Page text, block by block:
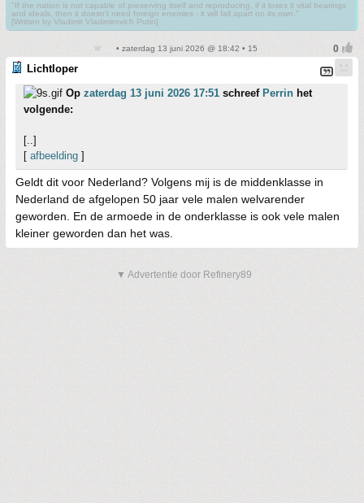
"If the nation is not capable of preserving itself and reproducing, if it loses it vital bearings
and ideals, then it doesn't need foreign enemies - it will fall apart on its own."
[Written by Vladimir Vladimirovich Putin]
• zaterdag 13 juni 2026 @ 18:42 • 15
Lichtloper
Op zaterdag 13 juni 2026 17:51 schreef Perrin het
volgende:
[..]
[ afbeelding ]
Geldt dit voor Nederland? Volgens mij is de middenklasse in
Nederland de afgelopen 50 jaar vele malen welvarender
geworden. En de armoede in de onderklasse is ook vele malen
kleiner geworden dan het was.
▼ Advertentie door Refinery89